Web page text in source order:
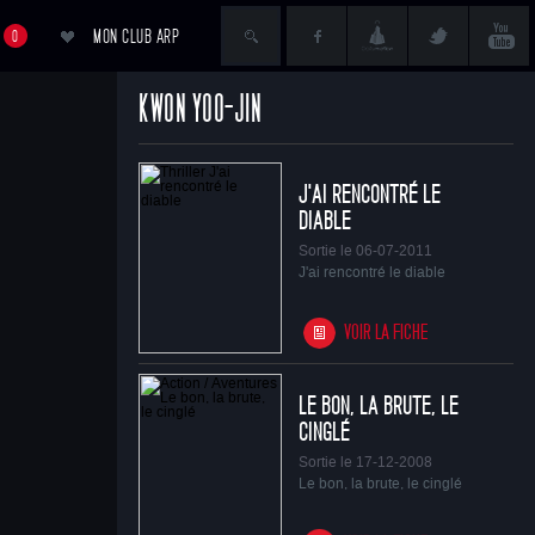
MON CLUB ARP
0
KWON YOO-JIN
J'AI RENCONTRÉ LE
DIABLE
Sortie le 06-07-2011
J'ai rencontré le diable
VOIR LA FICHE
LE BON, LA BRUTE, LE
CINGLÉ
Sortie le 17-12-2008
Le bon, la brute, le cinglé